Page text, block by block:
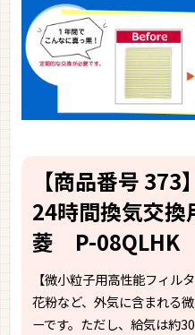
【商品番号 373】
24時間換気交
菱 P-08QLHK
【微小粒子用高性能フィルタ
花粉など、外気に含まれる
ーです。ただし、給気は約